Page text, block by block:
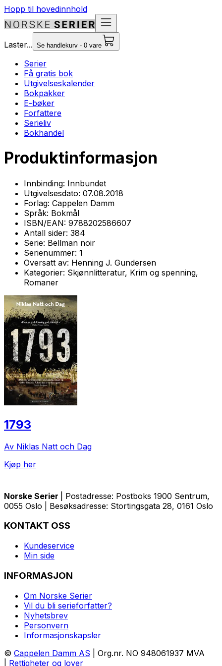
Hopp til hovedinnhold
Laster... Se handlekurv - 0 vare
Serier
Få gratis bok
Utgivelseskalender
Bokpakker
E-bøker
Forfattere
Serieliv
Bokhandel
Produktinformasjon
Innbinding: Innbundet
Utgivelsesdato: 07.08.2018
Forlag: Cappelen Damm
Språk: Bokmål
ISBN/EAN: 9788202586607
Antall sider: 384
Serie: Bellman noir
Serienummer: 1
Oversatt av: Henning J. Gundersen
Kategorier: Skjønnlitteratur, Krim og spenning,
Romaner
1793
Av Niklas Natt och Dag
Kjøp her
Norske Serier
| Postadresse: Postboks 1900 Sentrum,
0055 Oslo | Besøksadresse: Stortingsgata 28, 0161 Oslo
KONTAKT OSS
Kundeservice
Min side
INFORMASJON
Om Norske Serier
Vil du bli serieforfatter?
Nyhetsbrev
Personvern
Informasjonskapsler
© Cappelen Damm AS | Org.nr. NO 948061937 MVA
Rettigheter og lover